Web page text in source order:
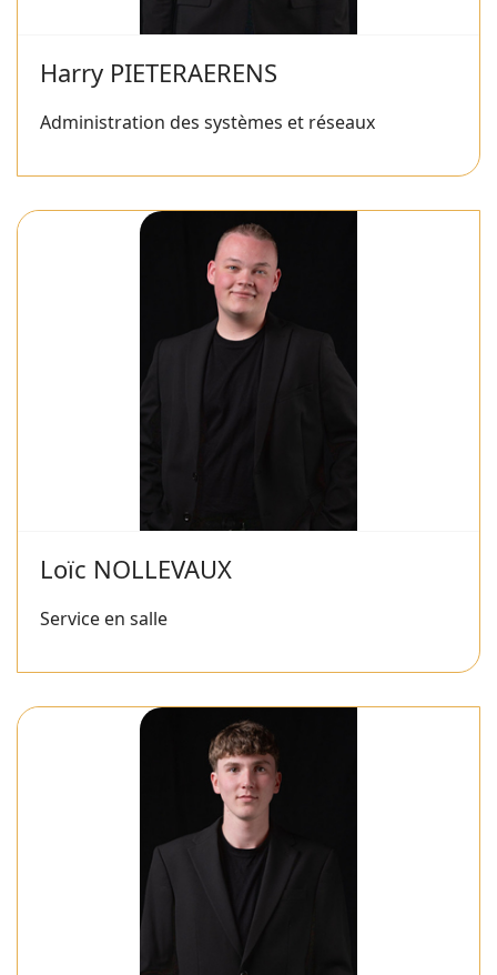
Harry PIETERAERENS
Administration des systèmes et réseaux
Loïc NOLLEVAUX
Service en salle